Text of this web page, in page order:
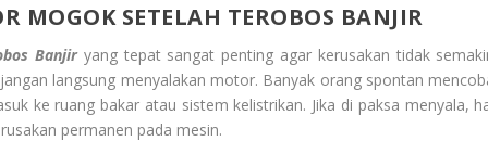
MOGOK SETELAH TEROBOS BANJIR
Banjiryang tepat sangat penting agar kerusakan tidak
langsung menyalakan motor. Banyak orang spontan
ke ruang bakar atau sistem kelistrikan. Jika di paksa menyala,
permanen pada mesin.